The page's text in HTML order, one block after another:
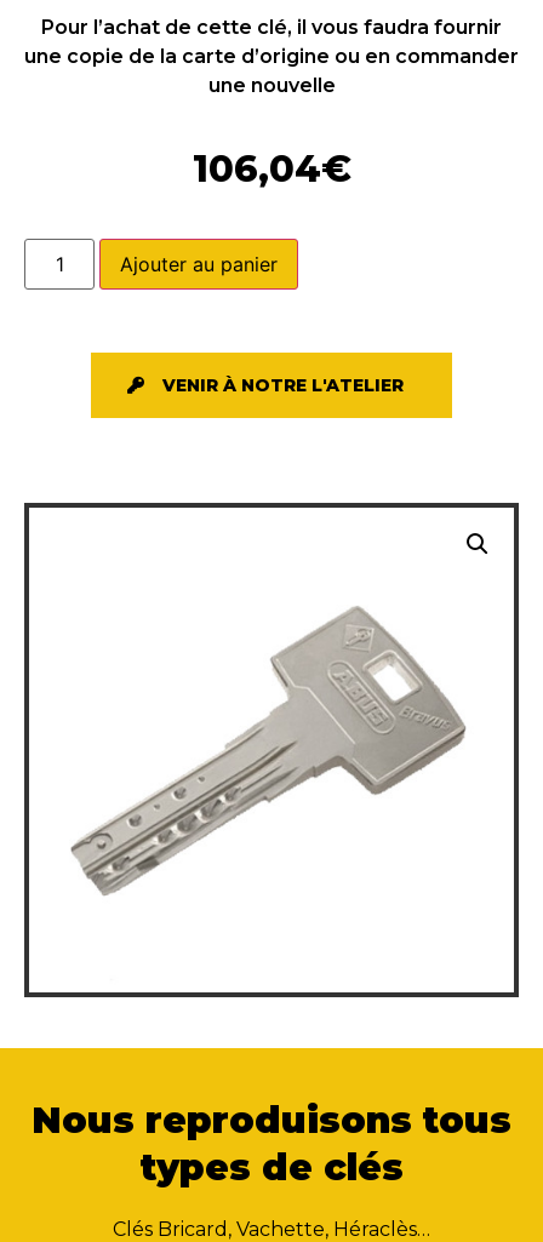
Pour l’achat de cette clé, il vous faudra fournir
une copie de la carte d’origine ou en commander
une nouvelle
106,04€
Ajouter au panier
VENIR À NOTRE L'ATELIER
Nous reproduisons tous
types de clés
Clés Bricard, Vachette, Héraclès…